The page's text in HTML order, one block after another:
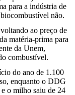
para a indústria de
não.
ao preço de
matéria-prima para
da Unem,
combustível.
do ano de 1.100
enquanto o DDG
o milho saiu de 24